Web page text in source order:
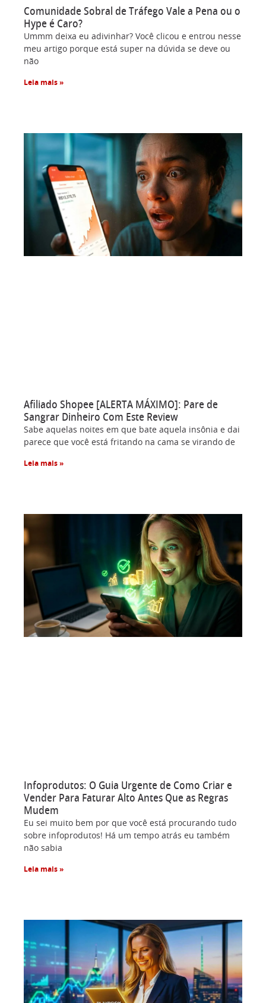
Comunidade Sobral de Tráfego Vale a Pena ou o
Hype é Caro?
Ummm deixa eu adivinhar? Você clicou e entrou nesse
meu artigo porque está super na dúvida se deve ou
não
Leia mais »
Afiliado Shopee [ALERTA MÁXIMO]: Pare de
Sangrar Dinheiro Com Este Review
Sabe aquelas noites em que bate aquela insônia e dai
parece que você está fritando na cama se virando de
Leia mais »
Infoprodutos: O Guia Urgente de Como Criar e
Vender Para Faturar Alto Antes Que as Regras
Mudem
Eu sei muito bem por que você está procurando tudo
sobre infoprodutos! Há um tempo atrás eu também
não sabia
Leia mais »